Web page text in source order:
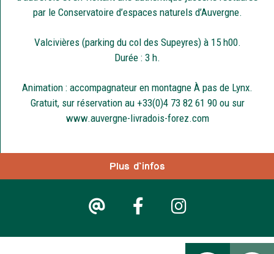
Plus d'infos
par le Conservatoire d’espaces naturels d’Auvergne.
Valcivières (parking du col des Supeyres) à 15 h00.
Durée : 3 h.
Animation : accompagnateur en montagne À pas de Lynx.
Gratuit, sur réservation au +33(0)4 73 82 61 90 ou sur
www.auvergne-livradois-forez.com